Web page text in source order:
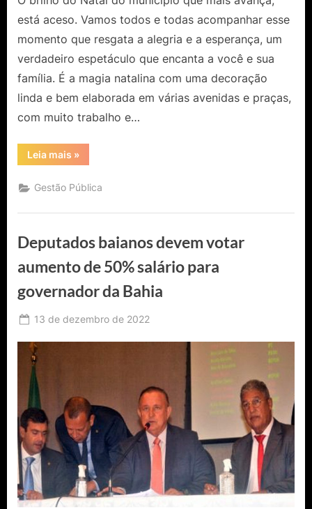
está aceso. Vamos todos e todas acompanhar esse
momento que resgata a alegria e a esperança, um
verdadeiro espetáculo que encanta a você e sua
família. É a magia natalina com uma decoração
linda e bem elaborada em várias avenidas e praças,
com muito trabalho e…
Leia mais “Capim
Grosso
transformou
na
luz”
»
Gestão Pública
Deputados baianos devem votar
aumento de 50% salário para
governador da Bahia
Posted
13 de dezembro de 2022
Catureba